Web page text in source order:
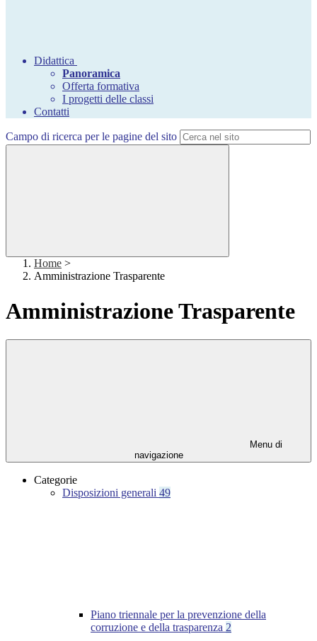
Didattica
Panoramica
Offerta formativa
I progetti delle classi
Contatti
Campo di ricerca per le pagine del sito
Home >
Amministrazione Trasparente
Amministrazione Trasparente
Menu di
navigazione
Categorie
Disposizioni generali 49
Piano triennale per la prevenzione della
corruzione e della trasparenza 2